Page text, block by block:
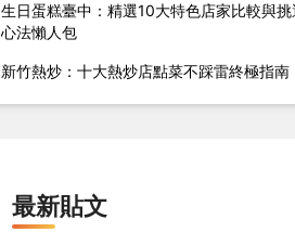
生日蛋糕臺中：精選10大特色店家比較與挑
心法懶人包
新竹熱炒：十大熱炒店點菜不踩雷終極指南
最新貼文